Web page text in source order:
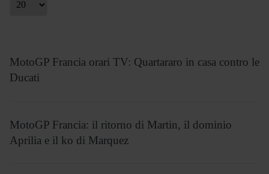
MotoGP Francia orari TV: Quartararo in casa contro le
Ducati
MotoGP Francia: il ritorno di Martin, il dominio
Aprilia e il ko di Marquez